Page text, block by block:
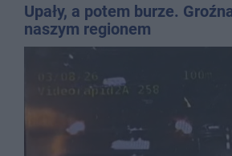
Upały, a potem burze.
naszym regionem